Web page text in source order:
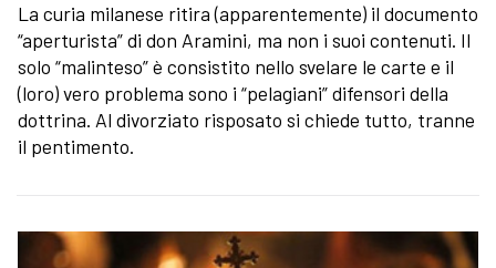
La curia milanese ritira (apparentemente) il documento
“aperturista” di don Aramini, ma non i suoi contenuti. Il
solo “malinteso” è consistito nello svelare le carte e il
(loro) vero problema sono i “pelagiani” difensori della
dottrina. Al divorziato risposato si chiede tutto, tranne
il pentimento.